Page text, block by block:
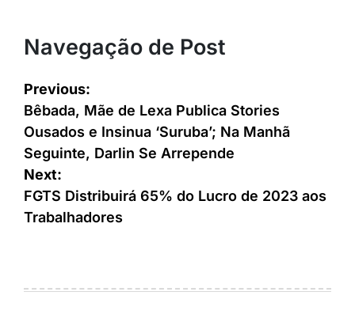
Navegação de Post
Previous:
Bêbada, Mãe de Lexa Publica Stories
Ousados e Insinua ‘Suruba’; Na Manhã
Seguinte, Darlin Se Arrepende
Next:
FGTS Distribuirá 65% do Lucro de 2023 aos
Trabalhadores